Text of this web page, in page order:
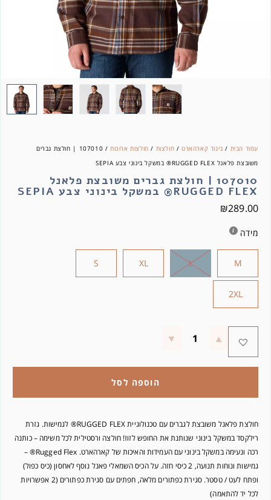
עמוד הבית / ביגוד קארהארט / חולצות / חולצות ארוכות
/ 107010 | חולצת גברים
משובצת פלאנל RUGGED FLEX® במשקל בינוני צבע SEPIA
107010 | חולצת גברים משובצת פלאנל
RUGGED FLEX® במשקל בינוני צבע SEPIA
₪289.00
מידה
M
L
XL
S
2XL
הוספה לסל
חולצת פלאנל משובצת לגברים עם טכנולוגיית RUGGED FLEX® לגמישות. גזרת
רילקסד במשקל בינוני שנותנת את החופש לזוז! חולצה ורסטילית לכל משימה – כותנה
רכה ונעימה במשקל בינוני עם העמידות והאיכות של קארהארט. Rugged Flex® –
גמישות ונוחות תנועה, 2 כיסי חזה. על הכיס השמאלי פאנל נוסף לאחסון (כיס כפול)
ופתח לעט / טסטר. סגירת כפתורים מלאה, חפתים עם סגירת כפתורים (2 אפשרויות
לכל יד להתאמה)